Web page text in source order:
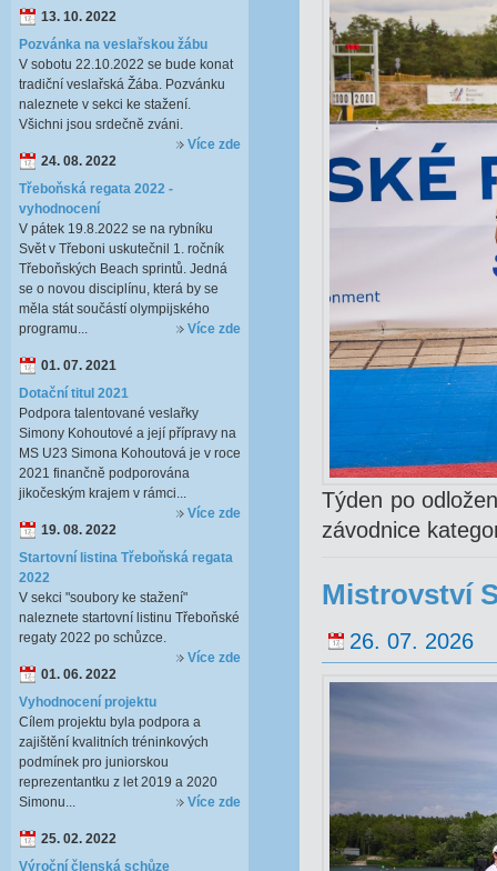
Týden po
závodnice
Mistrovství
26. 07. 2026
13. 10. 2022
Pozvánka na veslařskou žábu
V sobotu 22.10.2022 se bude konat
tradiční veslařská Žába. Pozvánku
naleznete v sekci ke stažení.
Všichni jsou srdečně zváni.
Více zde
24. 08. 2022
Třeboňská regata 2022 -
vyhodnocení
V pátek 19.8.2022 se na rybníku
Svět v Třeboni uskutečnil 1. ročník
Třeboňských Beach sprintů. Jedná
se o novou disciplínu, která by se
měla stát součástí olympijského
programu...
Více zde
01. 07. 2021
Dotační titul 2021
Podpora talentované veslařky
Simony Kohoutové a její přípravy na
MS U23 Simona Kohoutová je v roce
2021 finančně podporována
jikočeským krajem v rámci...
Více zde
19. 08. 2022
Startovní listina Třeboňská regata
2022
V sekci "soubory ke stažení"
naleznete startovní listinu Třeboňské
regaty 2022 po schůzce.
Více zde
01. 06. 2022
Vyhodnocení projektu
Cílem projektu byla podpora a
zajištění kvalitních tréninkových
podmínek pro juniorskou
reprezentantku z let 2019 a 2020
Simonu...
Více zde
25. 02. 2022
Výroční členská schůze